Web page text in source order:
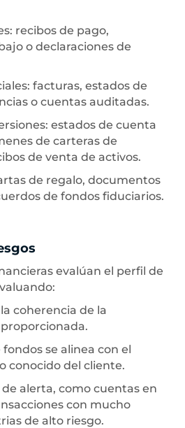
recibos de pago,
o declaraciones de
facturas, estados de
o cuentas auditadas.
estados de cuenta
de carteras de
de venta de activos.
de regalo, documentos
de fondos fiduciarios.
evalúan el perfil de
coherencia de la
se alinea con el
conocido del cliente.
de alerta, como cuentas en
con mucho
de alto riesgo.